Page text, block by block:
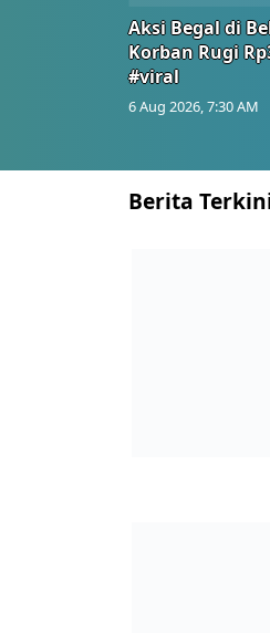
Aksi Begal di
Korban Rugi
#viral
6 Aug 2026, 7:30 AM
Berita